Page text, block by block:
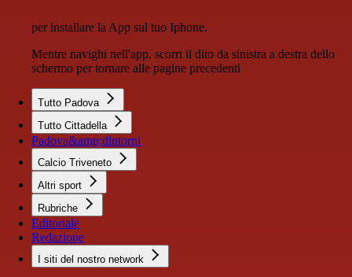
per installare la App sul tuo Iphone.
Mentre navighi nell'app, scorri il dito da sinistra a destra dello
schermo per tornare alle pagine precedenti
Tutto Padova
Tutto Cittadella
Padova&amp;dintorni
Calcio Triveneto
Altri sport
Rubriche
Editoriale
Redazione
I siti del nostro network